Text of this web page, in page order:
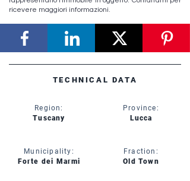
ricevere maggiori informazioni.
TECHNICAL DATA
Region:
Tuscany
Municipality:
Forte dei Marmi
Province:
Lucca
Fraction:
Old Town